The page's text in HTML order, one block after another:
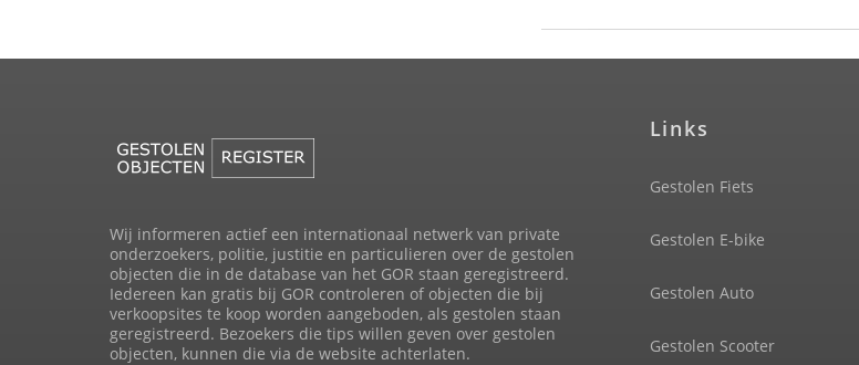
Wij informeren actief een internationaal netwerk van private
onderzoekers, politie, justitie en particulieren over de gestolen
objecten die in de database van het GOR staan geregistreerd.
Iedereen kan gratis bij GOR controleren of objecten die bij
verkoopsites te koop worden aangeboden, als gestolen staan
geregistreerd. Bezoekers die tips willen geven over gestolen
objecten, kunnen die via de website achterlaten.
Links
Gestolen Fiets
Gestolen E-bike
Gestolen Auto
Gestolen Scooter